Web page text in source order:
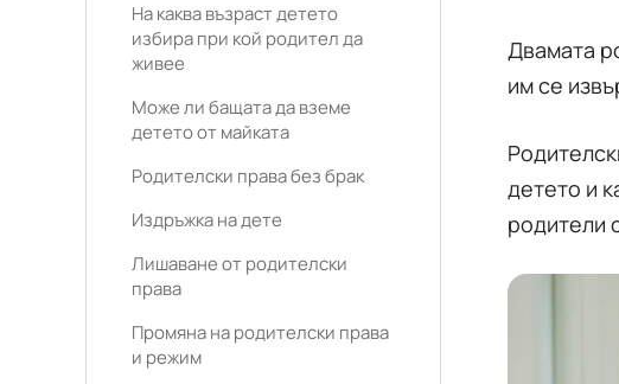
На каква възраст детето
избира при кой родител да
живее
Може ли бащата да вземе
детето от майката
Родителски права без брак
Издръжка на дете
Лишаване от родителски
права
Промяна на родителски права
и режим
Двамата
им се
детето и
родители